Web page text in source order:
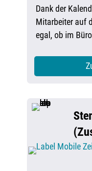
Dank der
Mitarbeiter auf
egal, ob im